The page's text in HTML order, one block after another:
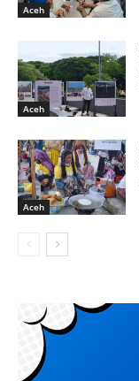
Aceh
Aceh
Aceh